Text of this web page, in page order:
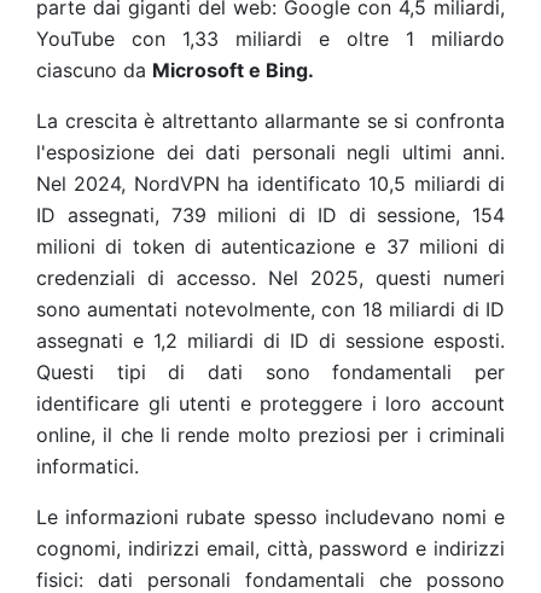
parte dai giganti del web: Google con 4,5 miliardi,
YouTube con 1,33 miliardi e oltre 1 miliardo
ciascuno da Microsoft e Bing.
La crescita è altrettanto allarmante se si confronta
l'esposizione dei dati personali negli ultimi anni.
Nel 2024, NordVPN ha identificato 10,5 miliardi di
ID assegnati, 739 milioni di ID di sessione, 154
milioni di token di autenticazione e 37 milioni di
credenziali di accesso. Nel 2025, questi numeri
sono aumentati notevolmente, con 18 miliardi di ID
assegnati e 1,2 miliardi di ID di sessione esposti.
Questi tipi di dati sono fondamentali per
identificare gli utenti e proteggere i loro account
online, il che li rende molto preziosi per i criminali
informatici.
Le informazioni rubate spesso includevano nomi e
cognomi, indirizzi email, città, password e indirizzi
fisici: dati personali fondamentali che possono